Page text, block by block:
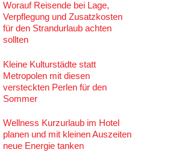
Worauf Reisende bei Lage,
Verpflegung und Zusatzkosten
für den Strandurlaub achten
sollten
Kleine Kulturstädte statt
Metropolen mit diesen
versteckten Perlen für den
Sommer
Wellness Kurzurlaub im Hotel
planen und mit kleinen Auszeiten
neue Energie tanken